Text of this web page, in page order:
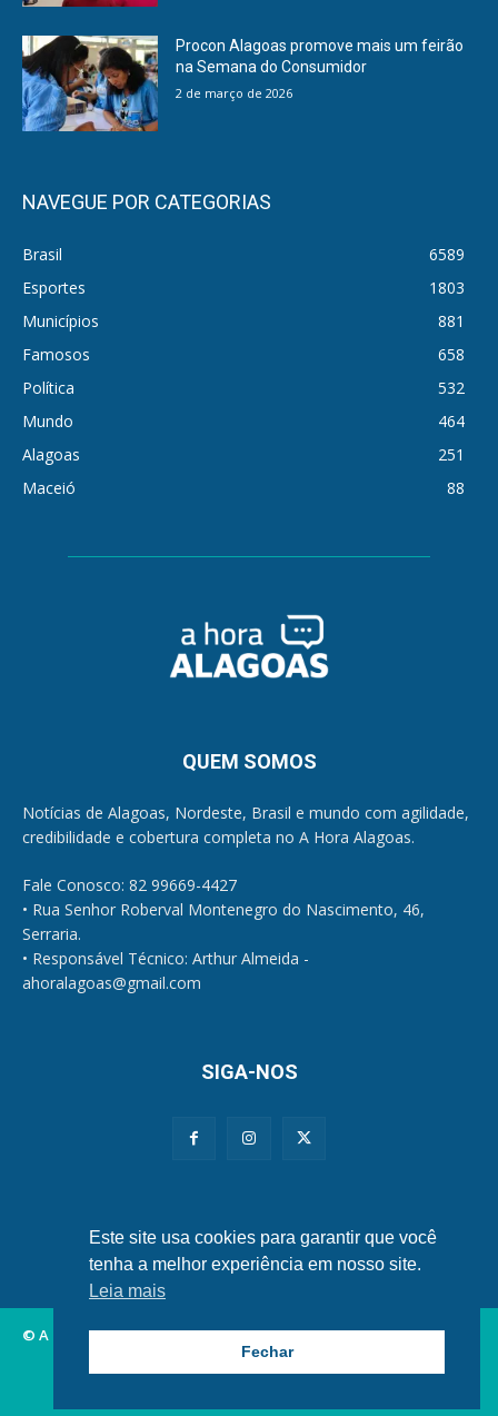
Procon Alagoas promove mais um feirão
na Semana do Consumidor
2 de março de 2026
NAVEGUE POR CATEGORIAS
Brasil
6589
Esportes
1803
Municípios
881
Famosos
658
Política
532
Mundo
464
Alagoas
251
Maceió
88
QUEM SOMOS
Notícias de Alagoas, Nordeste, Brasil e mundo com agilidade,
credibilidade e cobertura completa no A Hora Alagoas.
Fale Conosco: 82 99669-4427
• Rua Senhor Roberval Montenegro do Nascimento, 46,
Serraria.
• Responsável Técnico: Arthur Almeida -
ahoralagoas@gmail.com
SIGA-NOS
© A Hora Alagoas.
Alagoas Municípios Nordeste Política Brasil
Mundo
Este site usa cookies para garantir que você
tenha a melhor experiência em nosso site.
Leia mais
Fechar